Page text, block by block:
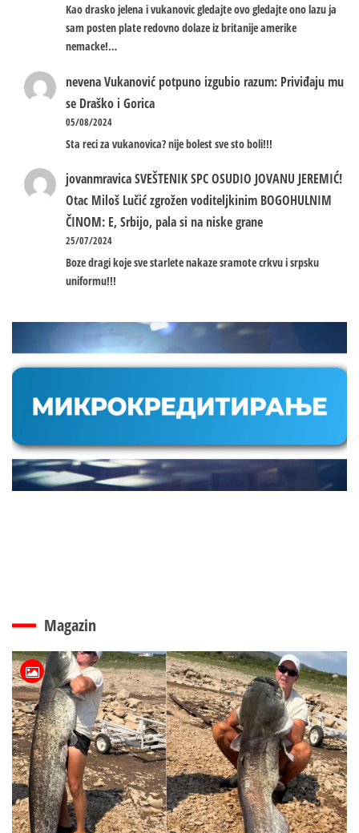
Kao drasko jelena i vukanovic gledajte ovo gledajte ono lazu ja
sam posten plate redovno dolaze iz britanije amerike
nemacke!…
nevenaVukanović potpuno izgubio razum: Priviđaju mu
se Draško i Gorica
05/08/2024
Sta reci za vukanovica? nije bolest sve sto boli!!!
jovanmravicaSVEŠTENIK SPC OSUDIO JOVANU JEREMIĆ!
Otac Miloš Lučić zgrožen voditeljkinim BOGOHULNIM
ČINOM: E, Srbijo, pala si na niske grane
25/07/2024
Boze dragi koje sve starlete nakaze sramote crkvu i srpsku
uniformu!!!
Magazin